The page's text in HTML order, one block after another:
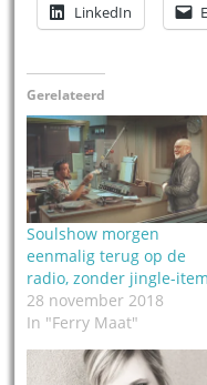
LinkedIn
Gerelateerd
Soulshow morgen
eenmalig terug op de
radio, zonder jingle-item
28 november 2018
In "Ferry Maat"